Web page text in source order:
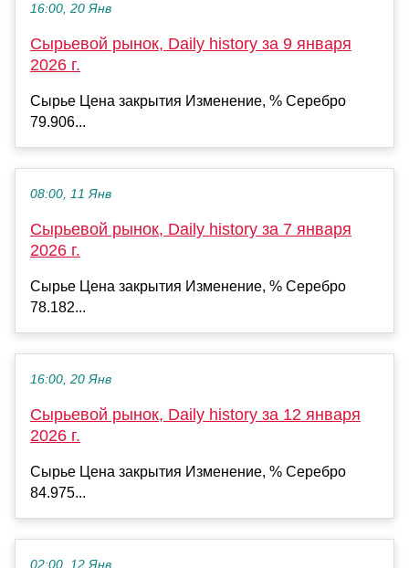
16:00, 20 Янв
Сырьевой рынок, Daily history за 9 января
2026 г.
Сырье Цена закрытия Изменение, % Серебро
79.906...
08:00, 11 Янв
Сырьевой рынок, Daily history за 7 января
2026 г.
Сырье Цена закрытия Изменение, % Серебро
78.182...
16:00, 20 Янв
Сырьевой рынок, Daily history за 12 января
2026 г.
Сырье Цена закрытия Изменение, % Серебро
84.975...
02:00, 12 Янв